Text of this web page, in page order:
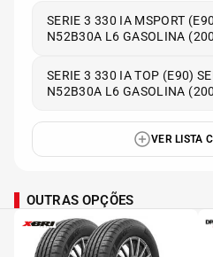
SERIE 3 330 IA MSPORT
N52B30A L6 GASOLINA
SERIE 3 330 IA TOP (E90)
N52B30A L6 GASOLINA
VER LISTA
OUTRAS OPÇÕES